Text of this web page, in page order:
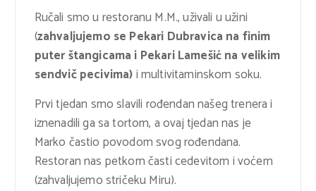
Ručali smo u restoranu M.M., uživali u užini
(zahvaljujemo se Pekari Dubravica na finim
puter štangicama i Pekari Lamešić na velikim
sendvič pecivima)i multivitaminskom soku.
Prvi tjedan smo slavili rođendan našeg trenera i
iznenadili ga sa tortom, a ovaj tjedan nas je
Marko častio povodom svog rođendana.
Restoran nas petkom časti cedevitom i voćem
(zahvaljujemo stričeku Miru).